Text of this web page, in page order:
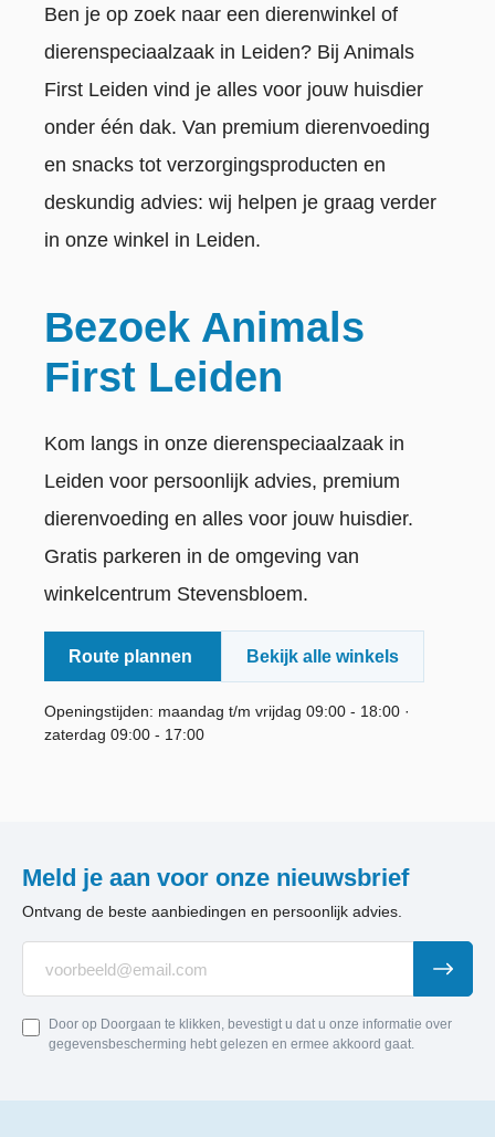
Ben je op zoek naar een dierenwinkel of
dierenspeciaalzaak in Leiden? Bij Animals
First Leiden vind je alles voor jouw huisdier
onder één dak. Van premium dierenvoeding
en snacks tot verzorgingsproducten en
deskundig advies: wij helpen je graag verder
in onze winkel in Leiden.
Bezoek Animals
First Leiden
Kom langs in onze dierenspeciaalzaak in
Leiden voor persoonlijk advies, premium
dierenvoeding en alles voor jouw huisdier.
Gratis parkeren in de omgeving van
winkelcentrum Stevensbloem.
Route plannen Bekijk alle winkels
Openingstijden: maandag t/m vrijdag 09:00 - 18:00 ·
zaterdag 09:00 - 17:00
Meld je aan voor onze nieuwsbrief
Ontvang de beste aanbiedingen en persoonlijk advies.
Door op Doorgaan te klikken, bevestigt u dat u onze informatie over
gegevensbescherming hebt gelezen en ermee akkoord gaat.